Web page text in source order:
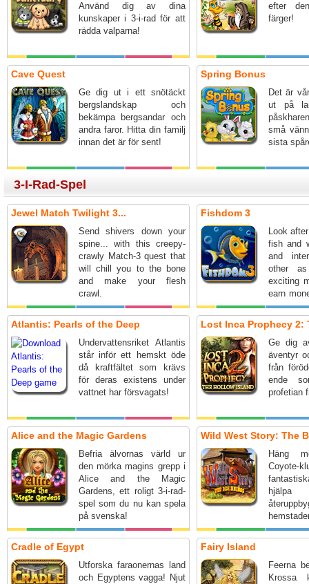
Använd dig av dina
kunskaper i 3-i-rad för att
rädda valparna!
efter
färger!
Cave Quest
Ge dig ut i ett snötäckt
bergslandskap och
bekämpa bergsandar och
andra faror. Hitta din familj
innan det är för sent!
Spring Bonus
Det är
ut på
små
sista
3-I-Rad-Spel
Jewel Match Twilight 3...
Send shivers down your
spine... with this creepy-
crawly Match-3 quest that
will chill you to the bone
and make your flesh
crawl.
Fishdom 3
Look
fish and
and
other
exciting
earn
your
Atlantis: Pearls of the Deep
Undervattensriket Atlantis
står inför ett hemskt öde
då kraftfältet som krävs
för deras existens under
vattnet har försvagats!
Lost Inca Prophecy 2:
Ge dig
äventyr
från
ende
profetian
Alice and the Magic Gardens
Befria älvornas värld ur
den mörka magins grepp i
Alice and the Magic
Gardens, ett roligt 3-i-rad-
spel som du nu kan spela
på svenska!
Wild West Story: The
Häng
Coyote-
spel.
Cradle of Egypt
Utforska faraonernas land
och Egyptens vagga! Njut
Fairy Island
Feerna
Krossa